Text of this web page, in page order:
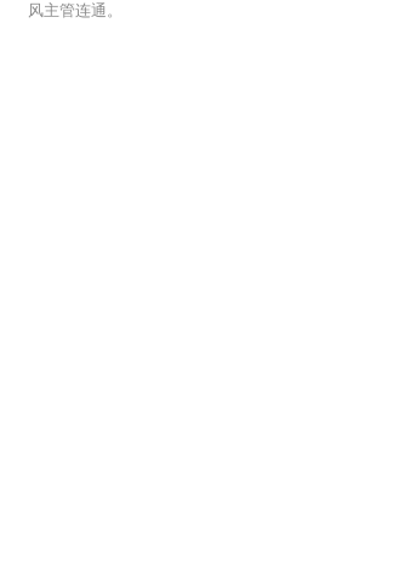
风主管连通。